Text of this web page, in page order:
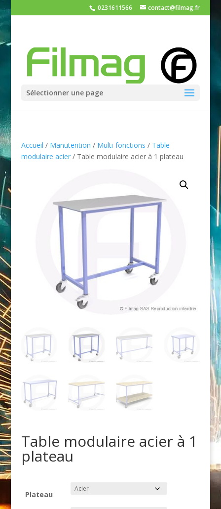
0231611566 contact@filmag.fr
Sélectionner une page
Accueil / Manutention / Multi-fonctions / Table
modulaire acier/ Table modulaire acier à 1 plateau
Table modulaire acier à 1
plateau
Plateau